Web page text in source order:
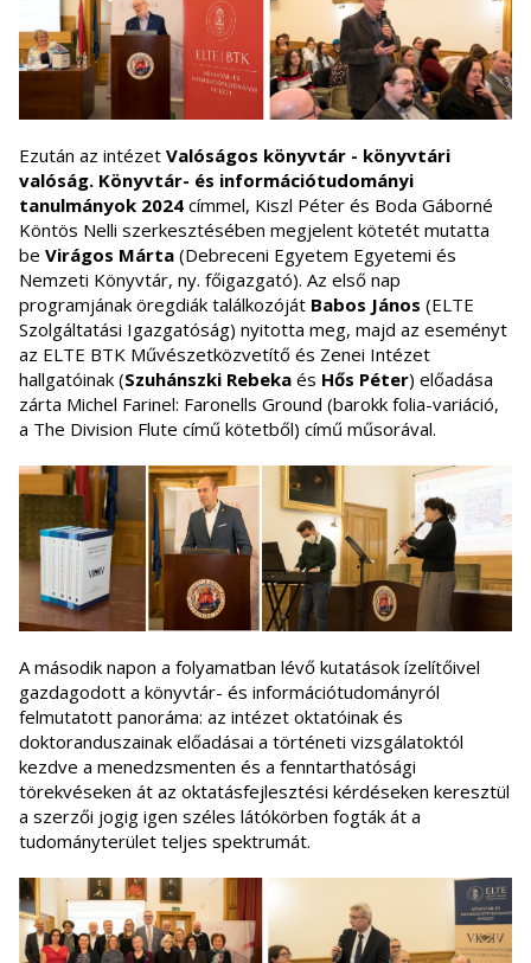
Ezután az intézet Valóságos könyvtár - könyvtári
valóság. Könyvtár- és információtudományi
tanulmányok 2024 címmel, Kiszl Péter és Boda Gáborné
Köntös Nelli szerkesztésében megjelent kötetét mutatta
be Virágos Márta (Debreceni Egyetem Egyetemi és
Nemzeti Könyvtár, ny. főigazgató). Az első nap
programjának öregdiák találkozóját Babos János (ELTE
Szolgáltatási Igazgatóság) nyitotta meg, majd az eseményt
az ELTE BTK Művészetközvetítő és Zenei Intézet
hallgatóinak (Szuhánszki Rebeka és Hős Péter) előadása
zárta Michel Farinel: Faronells Ground (barokk folia-variáció,
a The Division Flute című kötetből) című műsorával.
A második napon a folyamatban lévő kutatások ízelítőivel
gazdagodott a könyvtár- és információtudományról
felmutatott panoráma: az intézet oktatóinak és
doktoranduszainak előadásai a történeti vizsgálatoktól
kezdve a menedzsmenten és a fenntarthatósági
törekvéseken át az oktatásfejlesztési kérdéseken keresztül
a szerzői jogig igen széles látókörben fogták át a
tudományterület teljes spektrumát.